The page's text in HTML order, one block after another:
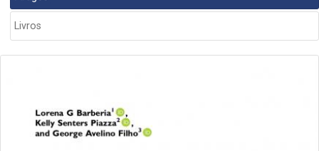
PUBLICAÇÕES
Livros